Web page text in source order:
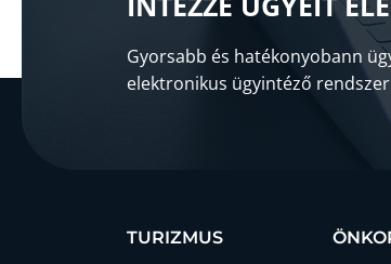
Gyorsabb és hatékonyobann
elektronikus ügyintéző
TURIZMUS